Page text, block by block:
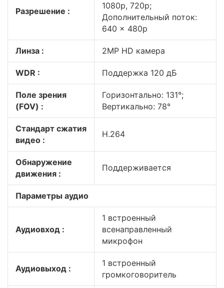
Разрешение :
1080p, 720p;
Дополнительный поток:
640 × 480p
Линза : 2MP HD камера
WDR : Поддержка 120 дБ
Поле зрения
(FOV) :
Горизонтально: 131°;
Вертикально: 78°
Стандарт сжатия
видео :
H.264
Обнаружение
движения :
Поддерживается
Параметры аудио
Аудиовход :
1 встроенный
всенаправленный
микрофон
Аудиовыход :
1 встроенный
громкоговоритель